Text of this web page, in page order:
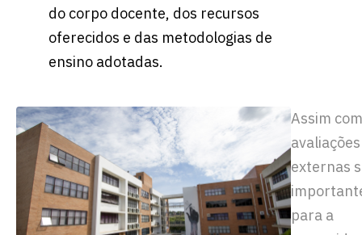
do corpo docente, dos recursos
oferecidos e das metodologias de
ensino adotadas.
Assim
avaliações
externas
para a